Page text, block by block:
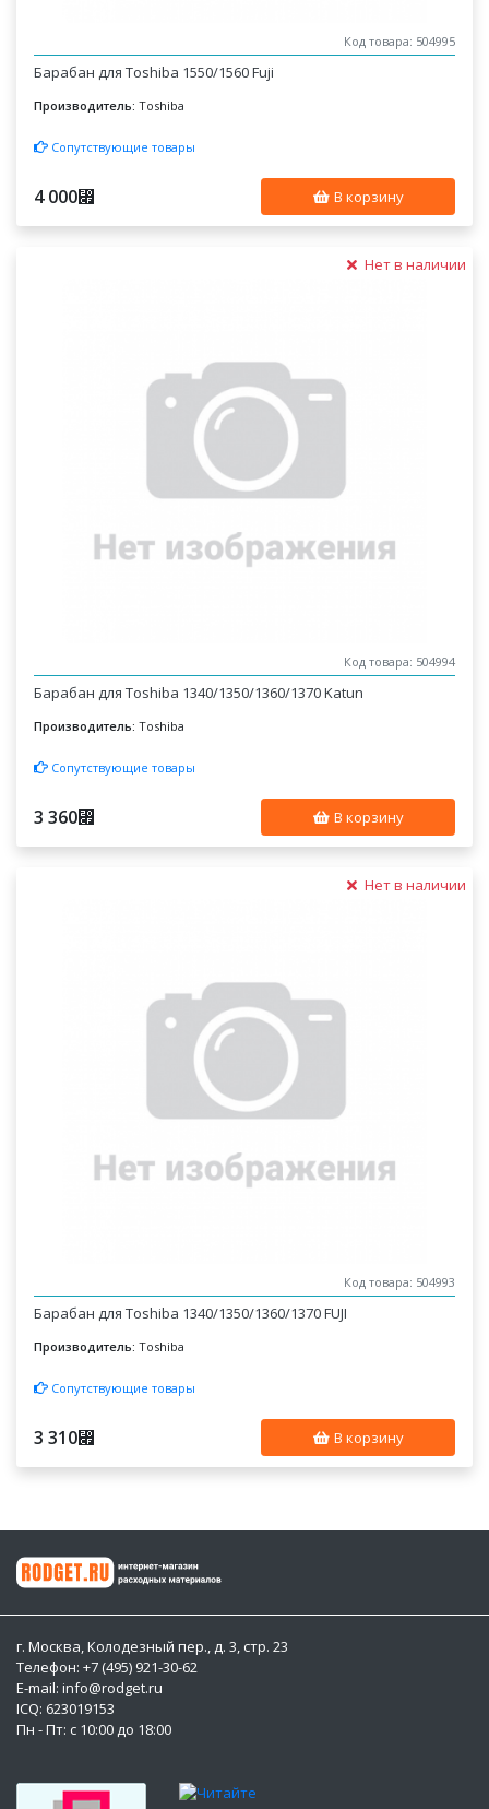
Код товара: 504995
Барабан для Toshiba 1550/1560 Fuji
Производитель: Toshiba
Сопутствующие товары
4 000⃏ В корзину
Нет в наличии
Код товара: 504994
Барабан для Toshiba 1340/1350/1360/1370 Katun
Производитель: Toshiba
Сопутствующие товары
3 360⃏ В корзину
Нет в наличии
Код товара: 504993
Барабан для Toshiba 1340/1350/1360/1370 FUJI
Производитель: Toshiba
Сопутствующие товары
3 310⃏ В корзину
г. Москва, Колодезный пер., д. 3, стр. 23
Телефон: +7 (495) 921-30-62
E-mail: info@rodget.ru
ICQ: 623019153
Пн - Пт: с 10:00 до 18:00